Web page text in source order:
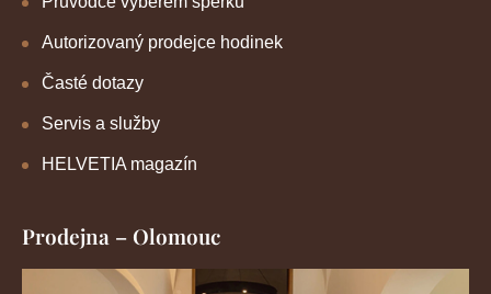
Autorizovaný prodejce hodinek
Časté dotazy
Servis a služby
HELVETIA magazín
Prodejna – Olomouc